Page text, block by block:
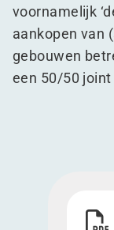
voornamelijk ‘
aankopen van
gebouwen
een 50/50